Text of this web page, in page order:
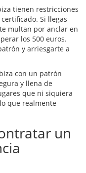
tienen restricciones
Si llegas
multan por anclar en
los 500 euros.
y arriesgarte a
con un patrón
y llena de
que ni siquiera
que realmente
un